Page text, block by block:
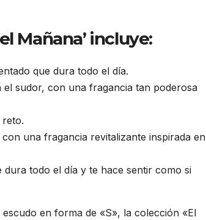
Mañana’ incluye:
que dura todo el día.
sudor, con una fragancia tan poderosa
una fragancia revitalizante inspirada en
todo el día y te hace sentir como si
en forma de «S», la colección «El